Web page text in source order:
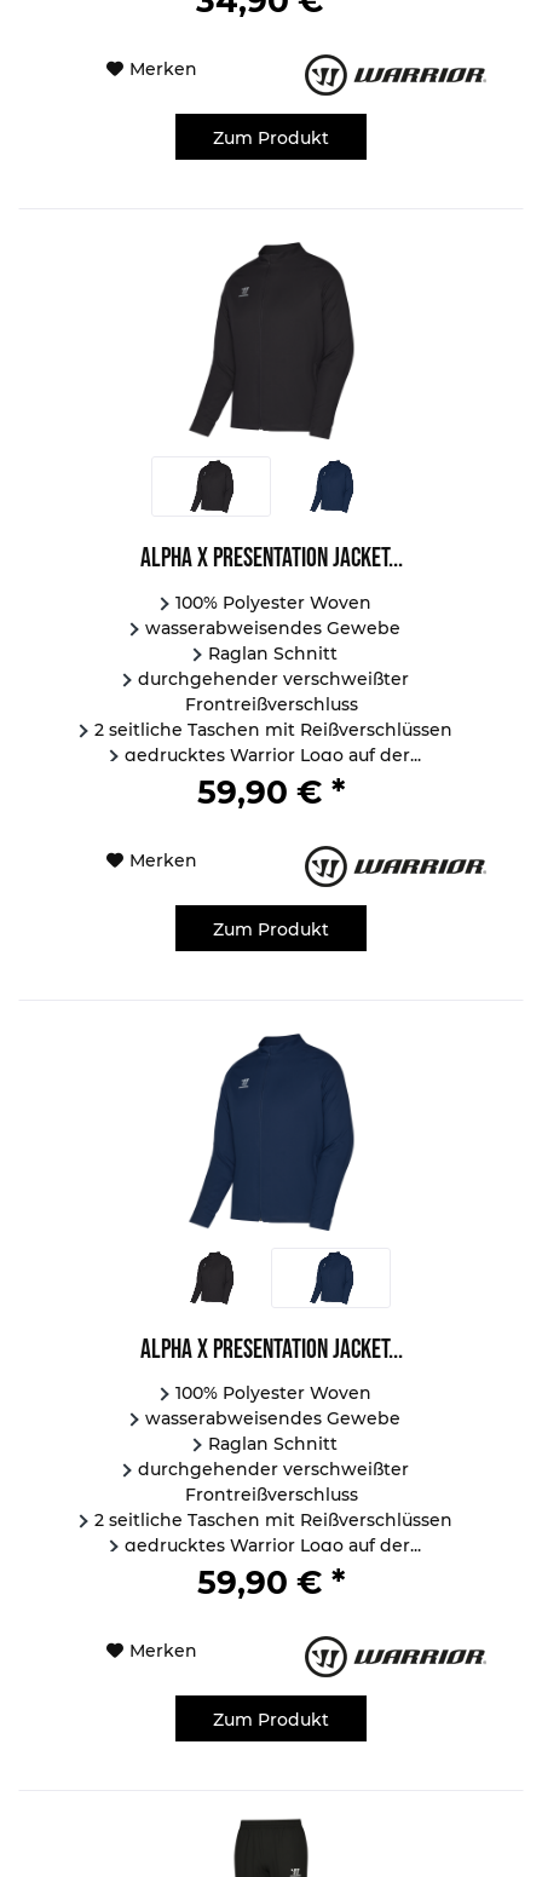
Merken
Zum Produkt
Alpha X Presentation Jacket...
100% Polyester Woven
wasserabweisendes Gewebe
Raglan Schnitt
durchgehender verschweißter
Frontreißverschluss
2 seitliche Taschen mit Reißverschlüssen
gedrucktes Warrior Logo auf der...
59,90 € *
Merken
Zum Produkt
Alpha X Presentation Jacket...
100% Polyester Woven
wasserabweisendes Gewebe
Raglan Schnitt
durchgehender verschweißter
Frontreißverschluss
2 seitliche Taschen mit Reißverschlüssen
gedrucktes Warrior Logo auf der...
59,90 € *
Merken
Zum Produkt